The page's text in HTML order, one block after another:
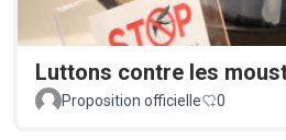
Luttons contre les
Proposition officielle
0